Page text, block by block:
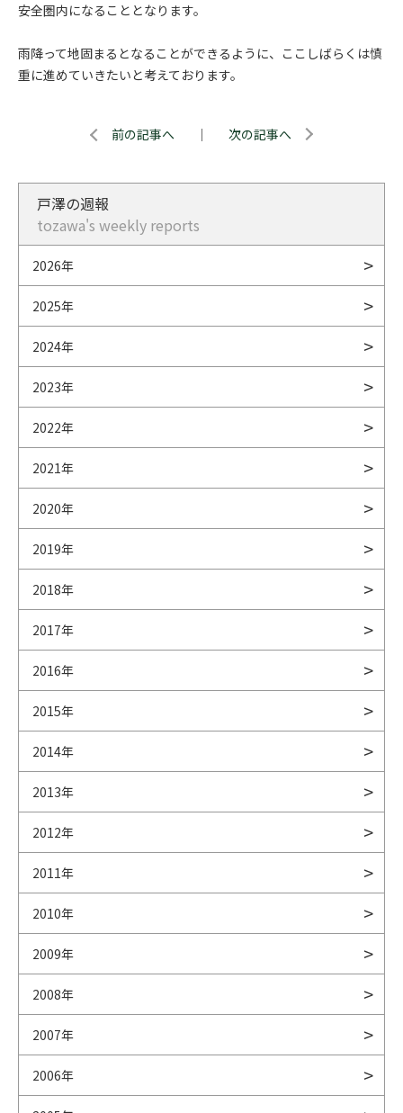
安全圏内になることとなります。
雨降って地固まるとなることができるように、ここしばらくは慎
重に進めていきたいと考えております。
前の記事へ ｜ 次の記事へ
戸澤の週報
tozawa's weekly reports
2026年
2025年
2024年
2023年
2022年
2021年
2020年
2019年
2018年
2017年
2016年
2015年
2014年
2013年
2012年
2011年
2010年
2009年
2008年
2007年
2006年